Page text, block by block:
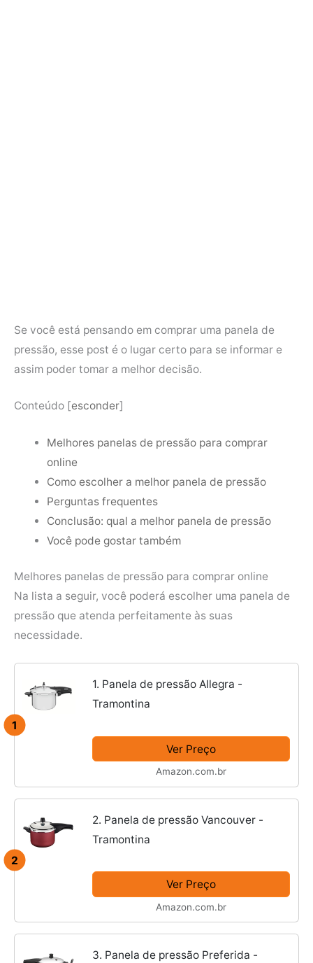
Se você está pensando em comprar uma panela de
pressão, esse post é o lugar certo para se informar e
assim poder tomar a melhor decisão.
Conteúdo [esconder]
Melhores panelas de pressão para comprar
online
Como escolher a melhor panela de pressão
Perguntas frequentes
Conclusão: qual a melhor panela de pressão
Você pode gostar também
Melhores panelas de pressão para comprar online
Na lista a seguir, você poderá escolher uma panela de
pressão que atenda perfeitamente às suas
necessidade.
1
1. Panela de pressão Allegra -
Tramontina
Ver Preço
Amazon.com.br
2
2. Panela de pressão Vancouver -
Tramontina
Ver Preço
Amazon.com.br
3. Panela de pressão Preferida -